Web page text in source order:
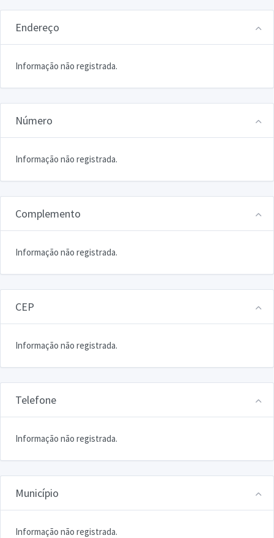
Endereço
Informação não registrada.
Número
Informação não registrada.
Complemento
Informação não registrada.
CEP
Informação não registrada.
Telefone
Informação não registrada.
Município
Informação não registrada.